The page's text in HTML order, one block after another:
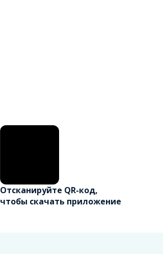
Отсканируйте QR-код,
чтобы скачать приложение